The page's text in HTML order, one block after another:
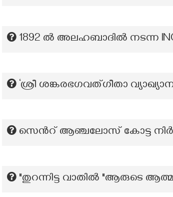
1892 ല്‍ അലഹബാദില്‍ നടന്ന
‘ശ്രീ ശങ്കരഭഗവത്ഗീതാ
സെന്‍റ് ആഞ്ചലോസ് കോട്ട
"തുറന്നിട്ട വാതിൽ "ആരുടെ